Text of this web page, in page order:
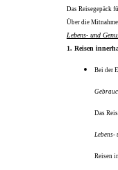
Das Reisegepäck
Über die
Lebens- und
1. Reisen
Bei der
Das
Lebens-
Reisen